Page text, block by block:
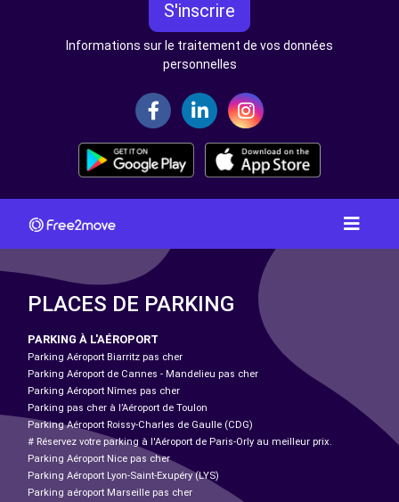
S'inscrire
Informations sur le traitement de vos données
personnelles
PLACES DE PARKING
PARKING À L'AÉROPORT
Parking Aéroport Biarritz pas cher
Parking Aéroport de Cannes - Mandelieu pas cher
Parking Aéroport Nîmes pas cher
Parking pas cher à l’Aéroport de Toulon
Parking Aéroport Roissy-Charles de Gaulle (CDG)
# Réservez votre parking à l'Aéroport de Paris-Orly au meilleur prix.
Parking Aéroport Nice pas cher
Parking Aéroport Lyon-Saint-Exupéry (LYS)
Parking aéroport Marseille pas cher